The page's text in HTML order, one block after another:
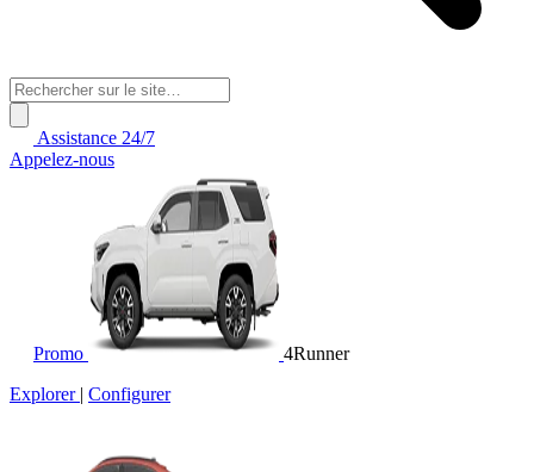
Assistance 24/7
Appelez-nous
Promo
4Runner
Explorer | Configurer